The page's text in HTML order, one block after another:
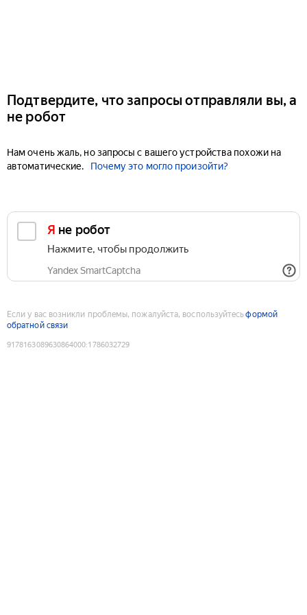
Подтвердите, что запросы отправляли вы, а
не робот
Нам очень жаль, но запросы с вашего устройства похожи на
автоматические.
Почему это могло произойти?
Я не робот
Нажмите, чтобы продолжить
Yandex SmartCaptcha
Если у вас возникли проблемы, пожалуйста, воспользуйтесьформой
обратной связи
9178163089630864000:1786032729